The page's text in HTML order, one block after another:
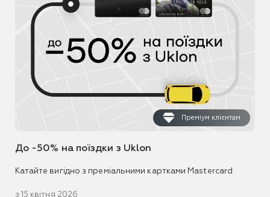
Преміум клієнтам
До -50% на поїздки з Uklon
Катайте вигідно з преміальними картками Mastercard
з 15 квітня 2026